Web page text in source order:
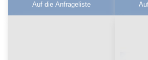
Auf die Anfrageliste